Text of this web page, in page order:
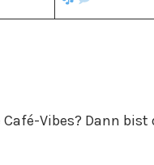
Vibes? Dann